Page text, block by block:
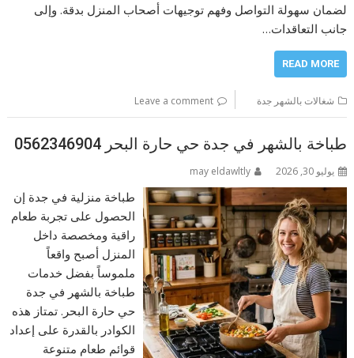
لضمان سهولة التواصل وفهم توجيهات أصحاب المنزل بدقة. وإلى
جانب التعاقدات…
READ MORE
شغالات بالشهر جدة Leave a comment
طباخة بالشهر في جدة حي حارة البحر 0562346904
يوليو 30, 2026 may eldawltly
طباخة منزلية في جدة إن
الحصول على تجربة طعام
راقية ومخصصة داخل
المنزل أصبح واقعاً
ملموساً بفضل خدمات
طباخة بالشهر في جدة
حي حارة البحر. تمتاز هذه
الكوادر بالقدرة على إعداد
قوائم طعام متنوعة